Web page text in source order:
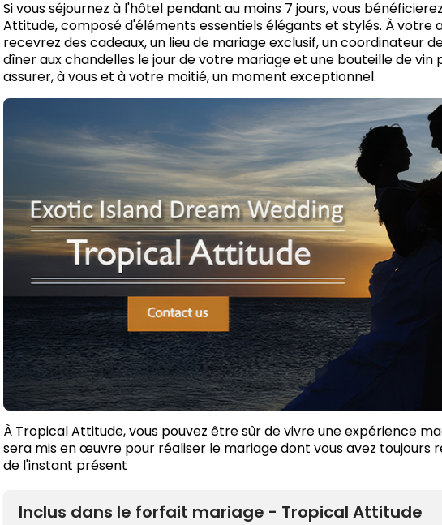
Si vous séjournez à l'hôtel pendant au moins 7 jours, vous
Attitude, composé d'éléments essentiels élégants et stylés. À votre
recevrez des cadeaux, un lieu de mariage exclusif, un coordinateur
dîner aux chandelles le jour de votre mariage et une bouteille de
assurer, à vous et à votre moitié, un moment exceptionnel.
À Tropical Attitude, vous pouvez être sûr de vivre une expérience
sera mis en œuvre pour réaliser le mariage dont vous avez toujours
de l'instant présent
Inclus dans le forfait mariage - Tropical Attitude